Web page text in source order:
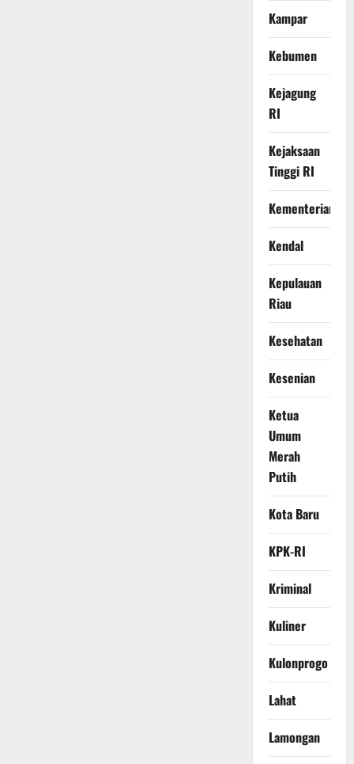
Kampar
Kebumen
Kejagung
RI
Kejaksaan
Tinggi RI
Kementerian
Kendal
Kepulauan
Riau
Kesehatan
Kesenian
Ketua
Umum
Merah
Putih
Kota Baru
KPK-RI
Kriminal
Kuliner
Kulonprogo
Lahat
Lamongan